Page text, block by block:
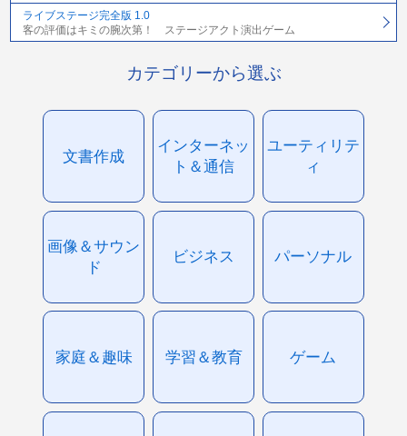
ライブステージ完全版 1.0
客の評価はキミの腕次第！ ステージアクト演出ゲーム
カテゴリーから選ぶ
文書作成
インターネッ
ト＆通信
ユーティリテ
ィ
画像＆サウン
ド
ビジネス パーソナル
家庭＆趣味 学習＆教育 ゲーム